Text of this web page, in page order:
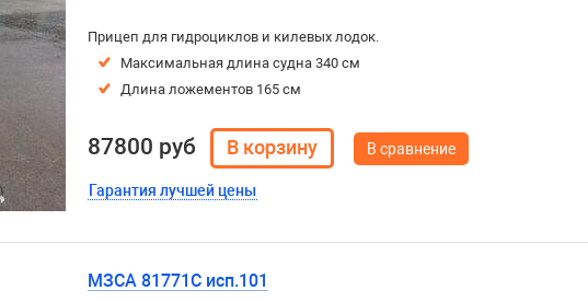
Прицеп для гидроциклов и килевых лодок.
Максимальная длина судна 340 см
Длина ложементов 165 см
87800 руб
Гарантия лучшей цены
В сравнение
МЗСА 81771C исп.101